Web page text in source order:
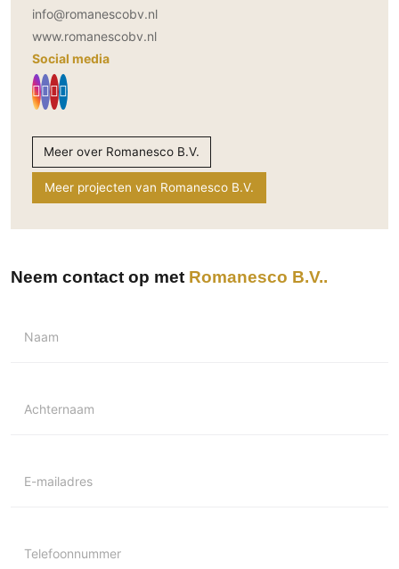
info@romanescobv.nl
www.romanescobv.nl
Social media
Meer over Romanesco B.V.
Meer projecten van Romanesco B.V.
Neem contact op met Romanesco B.V.
Naam
Achternaam
E-mailadres
Telefoonnummer